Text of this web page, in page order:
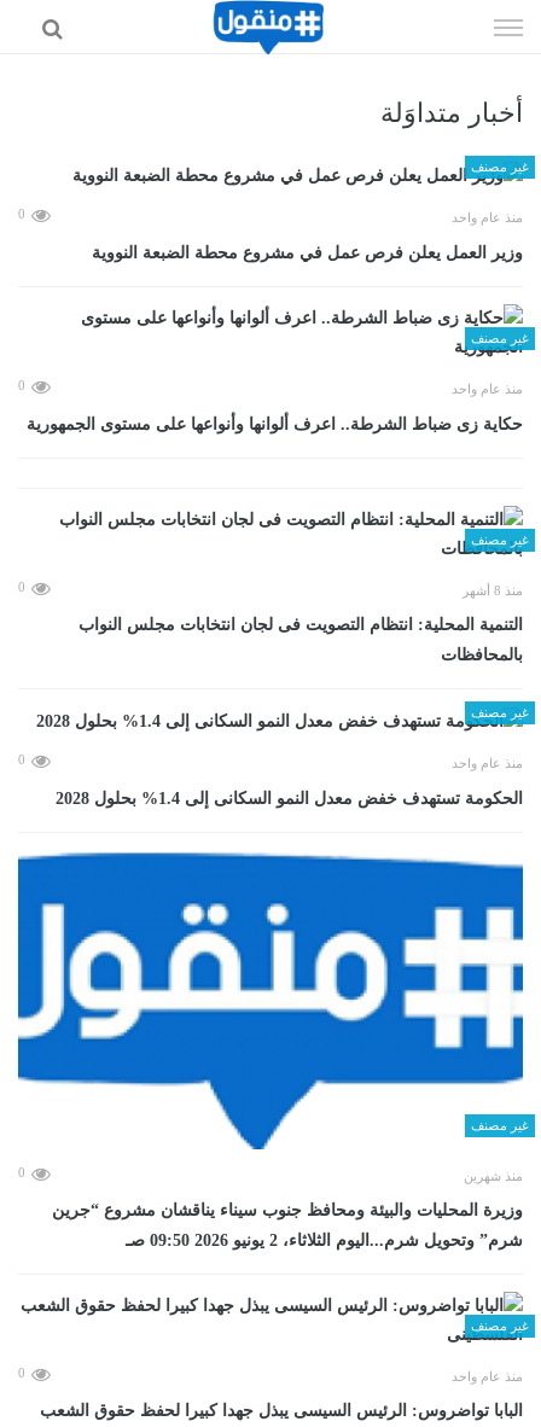
الى
أخبار متداوَلة
غير مصنف
منذ عام واحد 0
وزير العمل يعلن فرص عمل في مشروع محطة الضبعة النووية
غير مصنف
منذ عام واحد 0
حكاية زى ضباط الشرطة.. اعرف ألوانها وأنواعها على مستوى الجمهورية
غير مصنف
منذ 8 أشهر 0
التنمية المحلية: انتظام التصويت فى لجان انتخابات مجلس النواب
بالمحافظات
غير مصنف
منذ عام واحد 0
الحكومة تستهدف خفض معدل النمو السكانى إلى 1.4% بحلول 2028
غير مصنف
منذ شهرين 0
وزيرة المحليات والبيئة ومحافظ جنوب سيناء يناقشان مشروع “جرين
شرم” وتحويل شرم...اليوم الثلاثاء، 2 يونيو 2026 09:50 صـ
غير مصنف
منذ عام واحد 0
البابا تواضروس: الرئيس السيسى يبذل جهدا كبيرا لحفظ حقوق الشعب